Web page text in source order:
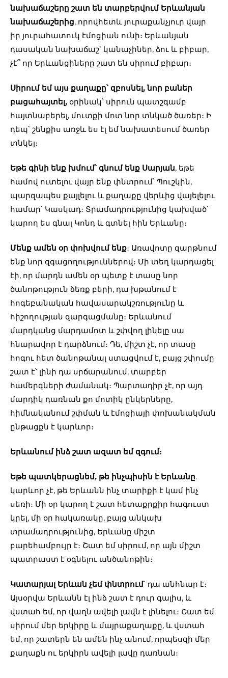
նախաճաշերը շատ են տարբերվում Երևանյան
նախաճաշերից, որովհետև յուրաքանչյուր վայր
իր յուրահատուկ էմոցիան ունի։ Երևանյան
դասական նախաճաշ՝ կանաչիներ, ձու և բիբար,
չէ՞ որ Երևանցիները շատ են սիրում բիբար։
Սիրում եմ այս քաղաքը՝ զբոսնել, նոր բաներ
բացահայտել, օրինակ՝ սիրուն պատշգամբ
հայտնաբերել, մուտքի մոտ նոր տնկած ծառեր։ Ի
դեպ՝ շենքիս առջև ես էլ եմ նախատեսում ծառեր
տնկել։
Եթե գինի ենք խմում՝ գնում ենք Սարյան, եթե
համով ուտելու վայր ենք փնտրում՝ Պուշկին,
պարզապես քայլելու և քաղաքը վերևից վայելելու
համար՝ Կասկադ։ Տրամադրությունից կախված՝
կարող ես գնալ Կոնդ և գտնել հին Երևանը։
Մենք ամեն օր փոխվում ենք։ Առավոտը զարթնում
ենք նոր զգացողություններով։ Մի տեղ կարդացել
էի, որ մարդն ամեն օր պետք է տասը նոր
ծանոթություն ձեռք բերի, դա խթանում է
հոգեբանական հավասարակշռությունը և
հիշողության զարգացմանը։ Երևանում
մարդկանց մարդամոտ և շփվող լինելը սա
հնարավոր է դարձնում։ Դե, միշտ չէ, որ տասը
հոգու հետ ծանոթանալ ստացվում է, բայց շփումը
շատ է՝ լինի դա սրճարանում, տարբեր
համերգների ժամանակ։ Պարտադիր չէ, որ այդ
մարդիկ դառնան քո մոտիկ ընկերները,
հիմնականում շփման և էմոցիայի փոխանակման
ընթացքն է կարևոր։
Երևանում ինձ շատ ազատ եմ զգում։
Եթե պատկերացնեմ, թե ինչպիսին է Երևանը.
կարևոր չէ, թե Երևանն ինչ տարիքի է կամ ինչ
սեռի։ Մի օր կարող է շատ հետաքրքիր հագուստ
կրել, մի օր հակառակը, բայց անկախ
տրամադրությունից, Երևանը միշտ
բարեհամբույր է։ Շատ եմ սիրում, որ այն միշտ
պատրաստ է օգնելու անծանոթին։
Կատարյալ Երևան չեմ փնտրում՝ դա անհնար է։
Այսօրվա Երևանն էլ ինձ շատ է դուր գալիս, և
վստահ եմ, որ վաղն ավելի լավն է լինելու։ Շատ եմ
սիրում մեր երկիրը և մայրաքաղաքը, և վստահ
եմ, որ շատերն են ամեն ինչ անում, որպեսզի մեր
քաղաքն ու երկիրն ավելի լավը դառնան։